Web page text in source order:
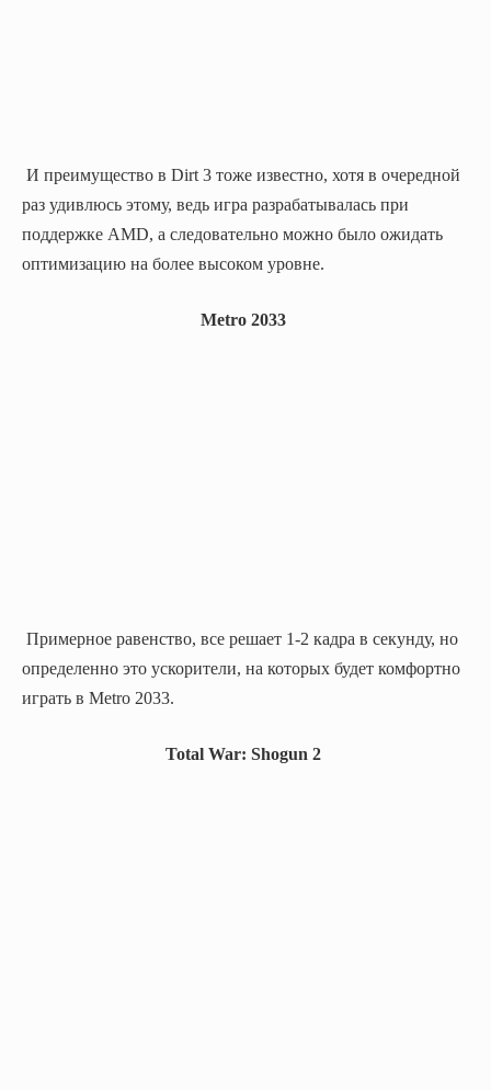
И преимущество в Dirt 3 тоже известно, хотя в очередной
раз удивлюсь этому, ведь игра разрабатывалась при
поддержке AMD, а следовательно можно было ожидать
оптимизацию на более высоком уровне.
Metro 2033
Примерное равенство, все решает 1-2 кадра в секунду, но
определенно это ускорители, на которых будет комфортно
играть в Metro 2033.
Total War: Shogun 2